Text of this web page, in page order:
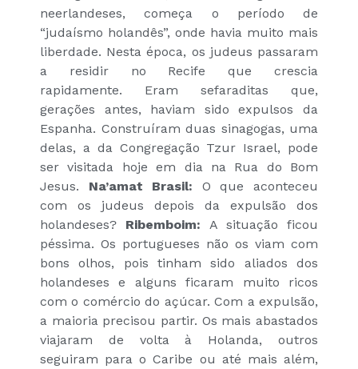
neerlandeses, começa o período de
“judaísmo holandês”, onde havia muito mais
liberdade. Nesta época, os judeus passaram
a residir no Recife que crescia
rapidamente. Eram sefaraditas que,
gerações antes, haviam sido expulsos da
Espanha. Construíram duas sinagogas, uma
delas, a da Congregação Tzur Israel, pode
ser visitada hoje em dia na Rua do Bom
Jesus. Na’amat Brasil: O que aconteceu
com os judeus depois da expulsão dos
holandeses? Ribemboim: A situação ficou
péssima. Os portugueses não os viam com
bons olhos, pois tinham sido aliados dos
holandeses e alguns ficaram muito ricos
com o comércio do açúcar. Com a expulsão,
a maioria precisou partir. Os mais abastados
viajaram de volta à Holanda, outros
seguiram para o Caribe ou até mais além,